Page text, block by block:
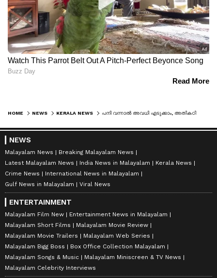
HOME NEWS KERALA NEWS
NEWS
Malayalam News
Breaking Malayalam News
Latest Malayalam News
India News in Malayalam
Kerala News
Crime News
International News in Malayalam
Gulf News in Malayalam
Viral News
ENTERTAINMENT
Malayalam Film New
Entertainment News in Malayalam
Malayalam Short Films
Malayalam Movie Review
Malayalam Movie Trailers
Malayalam Web Series
Malayalam Bigg Boss
Box Office Collection Malayalam
Malayalam Songs & Music
Malayalam Miniscreen & TV News
Malayalam Celebrity Interviews